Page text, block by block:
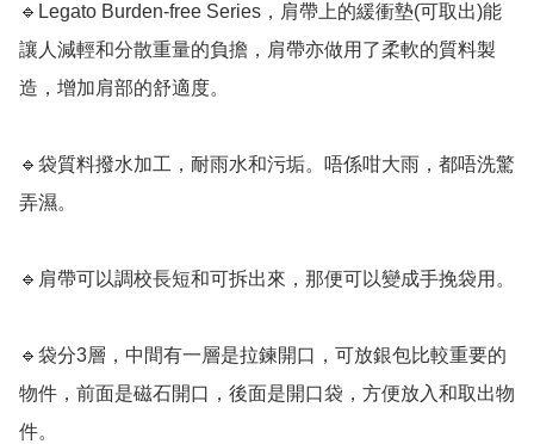
🔹Legato Burden-free Series，肩帶上的緩衝墊(可取出)能
讓人減輕和分散重量的負擔，肩帶亦做用了柔軟的質料製
造，增加肩部的舒適度。
🔹袋質料撥水加工，耐雨水和污垢。唔係咁大雨，都唔洗驚
弄濕。
🔹肩帶可以調校長短和可拆出來，那便可以變成手挽袋用。
🔹袋分3層，中間有一層是拉鍊開口，可放銀包比較重要的
物件，前面是磁石開口，後面是開口袋，方便放入和取出物
件。